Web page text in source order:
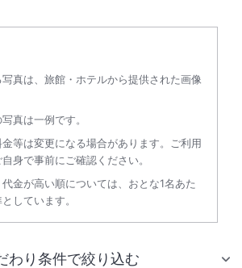
真は、旅館・ホテルから提供された画像
真は一例です。
金等は変更になる場合があります。ご利用
身で事前にご確認ください。
金が高い順については、おとな1名あた
しています。
わり条件で絞り込む